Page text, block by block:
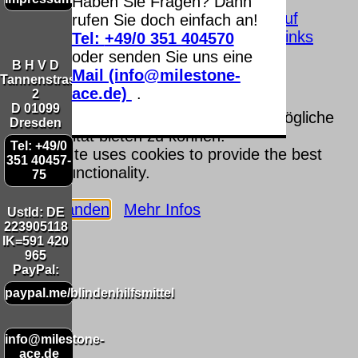
B H V D
Tannenstrasse
2
D 01099
Dresden
Tel: +49/0
351 40457-
75
UstId: DE
223905118
IK=591 420
965
PayPal:
paypal.me/blindenhilfsmittel
info@milestone-
ace.de
rufen Sie doch einfach an!
Tel: +49/0 351 404570
oder senden Sie uns eine
Mail (info@milestone-
ace.de)
.
Seitenanfang Impressum AGB Widerruf
Datenschutz
Urheberrechte Kontakt
Links
Katalog (PDF) Sitemap
große AnzeigeSchließenX
Diese Website nutzt Cookies, um bestmögliche
Funktionalität bieten zu können.
This website uses cookies to provide the best
possible functionality.
Ok, verstanden Mehr Infos